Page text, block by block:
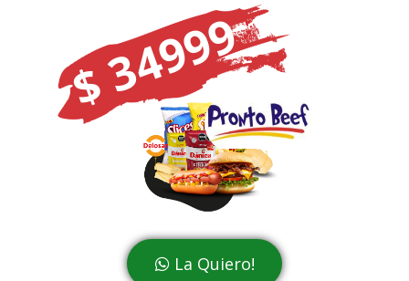
$ 34999
La Quiero!